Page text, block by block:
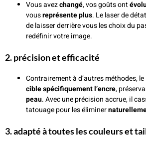
Vous avezchangé, vos goûts ont
vousreprésente plus. Le laser de
de laisser derrière vous les choix du
redéfinir votre image.
précision et efficacité
Contrairement à d’autres méthodes,
cible spécifiquement l’encre,
peau. Avec une précision accrue, il
tatouage pour les éliminer
adapté à toutes les couleurs et